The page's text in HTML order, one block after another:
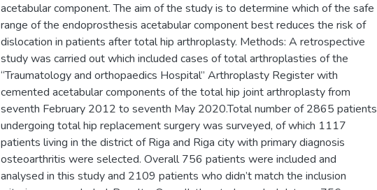
acetabular component. The aim of the study is to determine which of the safe
range of the endoprosthesis acetabular component best reduces the risk of
dislocation in patients after total hip arthroplasty. Methods: A retrospective
study was carried out which included cases of total arthroplasties of the
“Traumatology and orthopaedics Hospital” Arthroplasty Register with
cemented acetabular components of the total hip joint arthroplasty from
seventh February 2012 to seventh May 2020.Total number of 2865 patients
undergoing total hip replacement surgery was surveyed, of which 1117
patients living in the district of Riga and Riga city with primary diagnosis
osteoarthritis were selected. Overall 756 patients were included and
analysed in this study and 2109 patients who didn’t match the inclusion